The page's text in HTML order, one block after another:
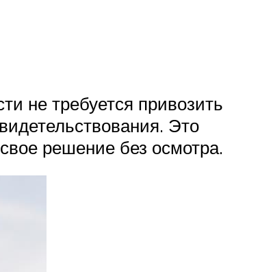
не требуется привозить
Это
решение без осмотра.